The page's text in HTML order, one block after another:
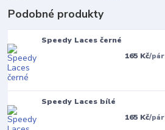
Podobné produkty
Speedy Laces černé
165 Kč/pár
Speedy Laces bílé
165 Kč/pár